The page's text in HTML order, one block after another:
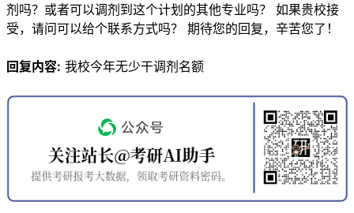
剂吗？或者可以调剂到这个计划的其他专业吗？ 如果贵校接
受，请问可以给个联系方式吗？ 期待您的回复，辛苦您了！
回复内容: 我校今年无少干调剂名额